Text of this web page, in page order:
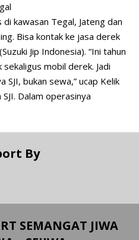
kawasan Tegal, Jateng dan
Bisa kontak ke jasa derek
Jip Indonesia). “Ini tahun
mobil derek. Jadi
bukan sewa,” ucap Kelik
Dalam operasinya
By
SEMANGAT JIWA